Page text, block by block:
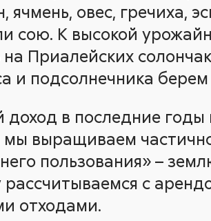
ячмень, овес, гречиха,
сою. К высокой
на Приалейских
и подсолнечника
доход в последние
мы выращиваем
пользования» –
рассчитываемся с
отходами.